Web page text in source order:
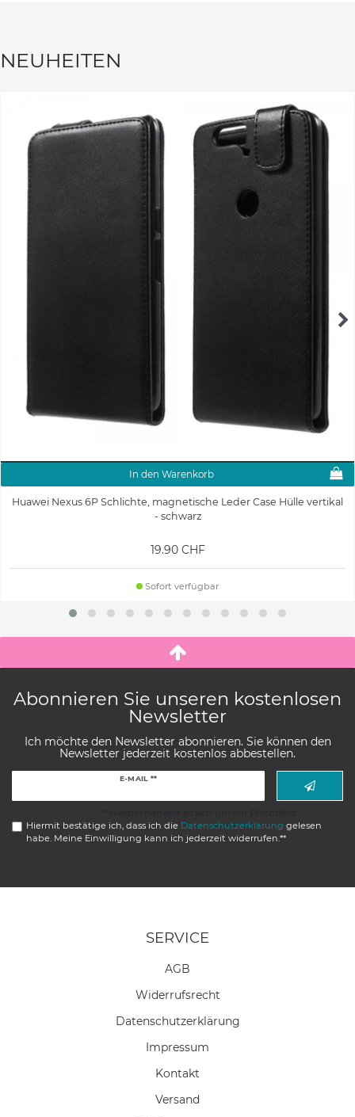
NEUHEITEN
In den Warenkorb
Huawei Nexus 6P Schlichte, magnetische Leder Case Hülle vertikal
- schwarz
19.90 CHF
Sofort verfügbar
Abonnieren Sie unseren kostenlosen
Newsletter
Ich möchte den Newsletter abonnieren. Sie können den
Newsletter jederzeit kostenlos abbestellen.
E-MAIL **
Hiermit bestätige ich, dass ich die Daten­schutz­erklärung gelesen
habe. Meine Einwilligung kann ich jederzeit widerrufen.**
SERVICE
AGB
Widerrufs­recht
Daten­schutz­erklärung
Impressum
Kontakt
Versand